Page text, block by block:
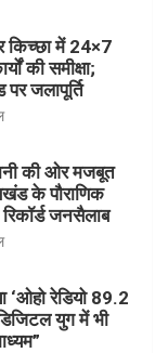
किच्छा में 24×7
की समीक्षा;
जलापूर्ति
की ओर मजबूत
के पौराणिक
जनसैलाब
‘ओहो रेडियो 89.2
युग में भी